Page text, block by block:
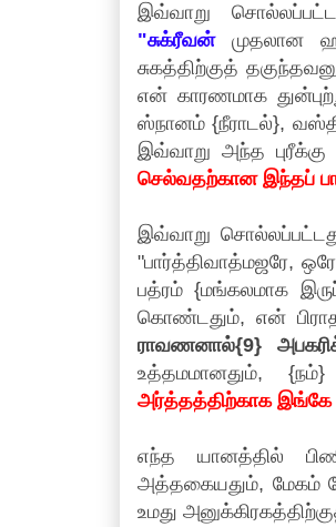
இவ்வாறு
"சுக்ரீவன்முதலான
சுகத்திற்குத்
என் காரணமாக
ஸ்நானம் {நீராடல்},
இவ்வாறு அந்த புரீக்கு
செல்வதற்கான இந்தப்
இவ்வாறு
"பார்த்திவாத்மஜரே,
பத்ரம் {மங்கலமாக
கொண்டதும், என்
ராவணனால்{9}
உத்தமமானதும், {நம்}
அர்த்தத்திற்காக இங்கே
எந்த யானத்தில்
அத்தகையதும், மேகம்
உமது